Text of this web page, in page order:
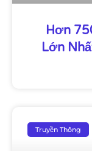
Hơn
Lớn
Truyền Thông